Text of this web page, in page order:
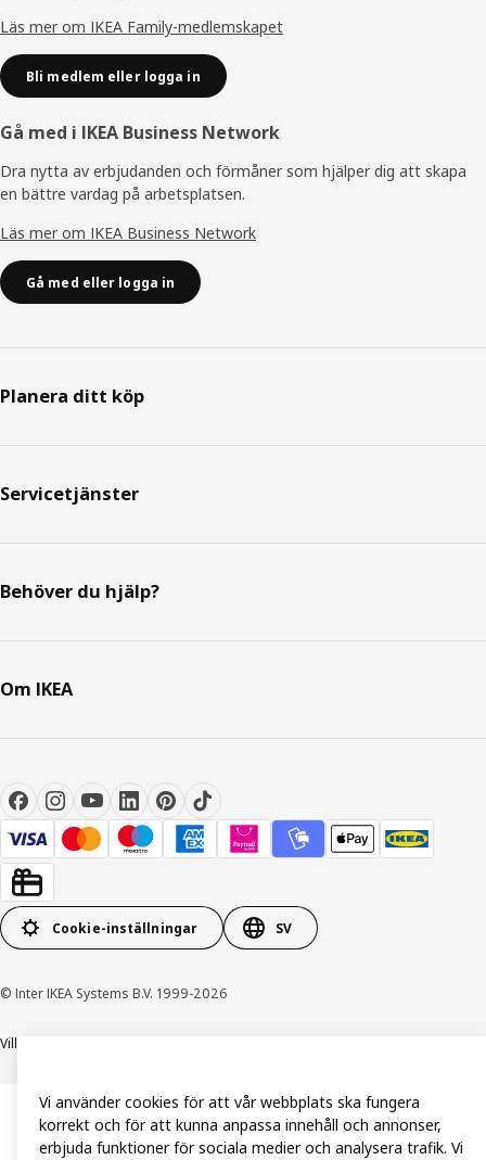
Läs mer om IKEA Family-medlemskapet
Bli medlem eller logga in
Gå med i IKEA Business Network
Dra nytta av erbjudanden och förmåner som hjälper dig att skapa
en bättre vardag på arbetsplatsen.
Läs mer om IKEA Business Network
Gå med eller logga in
Planera ditt köp
Servicetjänster
Behöver du hjälp?
Om IKEA
Cookie-inställningar SV
© Inter IKEA Systems B.V. 1999-2026
Villkor
Vi använder cookies för att vår webbplats ska fungera
korrekt och för att kunna anpassa innehåll och annonser,
erbjuda funktioner för sociala medier och analysera trafik. Vi